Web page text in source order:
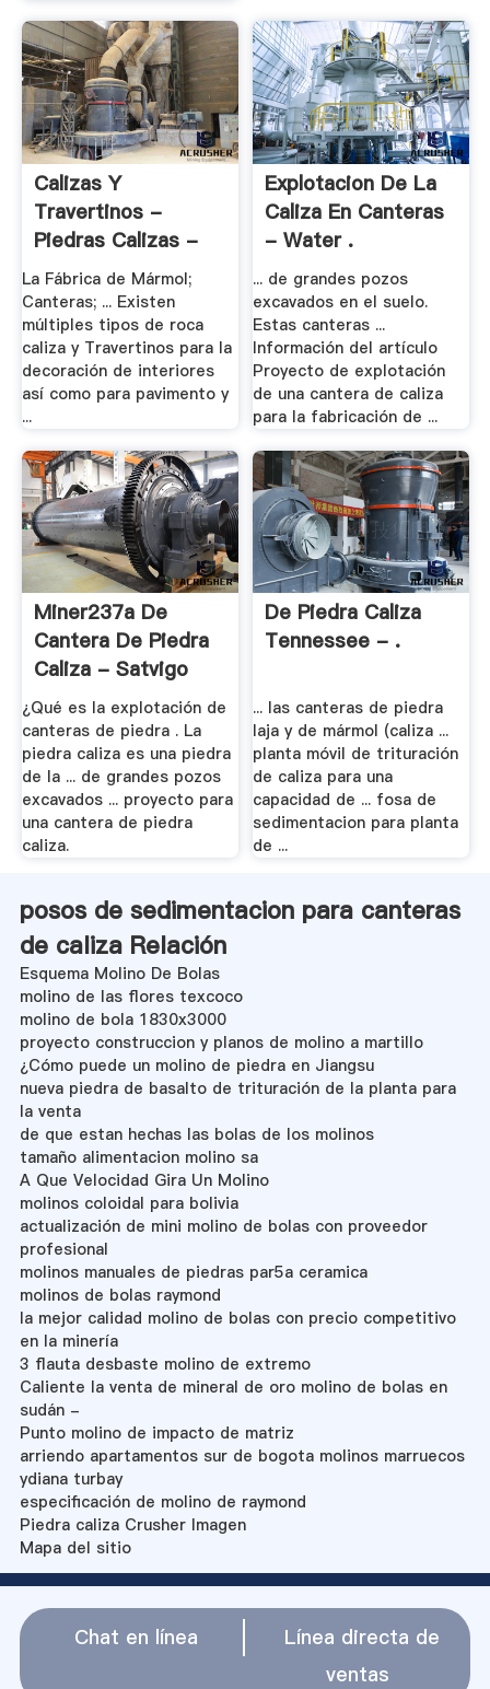
Calizas Y
Travertinos -
Piedras Calizas -
Rocas Calizas
La Fábrica de Mármol;
Canteras; ... Existen
múltiples tipos de roca
caliza y Travertinos para la
decoración de interiores
así como para pavimento y
...
Explotacion De La
Caliza En Canteras
- Water .
... de grandes pozos
excavados en el suelo.
Estas canteras ...
Información del artículo
Proyecto de explotación
de una cantera de caliza
para la fabricación de ...
Miner237a De
Cantera De Piedra
Caliza - Satvigo
¿Qué es la explotación de
canteras de piedra . La
piedra caliza es una piedra
de la ... de grandes pozos
excavados ... proyecto para
una cantera de piedra
caliza.
De Piedra Caliza
Tennessee - .
... las canteras de piedra
laja y de mármol (caliza ...
planta móvil de trituración
de caliza para una
capacidad de ... fosa de
sedimentacion para planta
de ...
posos de sedimentacion para canteras
de caliza Relación
Esquema Molino De Bolas
molino de las flores texcoco
molino de bola 1830x3000
proyecto construccion y planos de molino a martillo
¿Cómo puede un molino de piedra en Jiangsu
nueva piedra de basalto de trituración de la planta para
la venta
de que estan hechas las bolas de los molinos
tamaño alimentacion molino sa
A Que Velocidad Gira Un Molino
molinos coloidal para bolivia
actualización de mini molino de bolas con proveedor
profesional
molinos manuales de piedras par5a ceramica
molinos de bolas raymond
la mejor calidad molino de bolas con precio competitivo
en la minería
3 flauta desbaste molino de extremo
Caliente la venta de mineral de oro molino de bolas en
sudán -
Punto molino de impacto de matriz
arriendo apartamentos sur de bogota molinos marruecos
ydiana turbay
especificación de molino de raymond
Piedra caliza Crusher Imagen
Mapa del sitio
Chat en línea
Línea directa de
ventas